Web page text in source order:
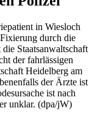
in Wiesloch
durch die
Staatsanwaltschaft
der fahrlässigen
Heidelberg am
der Ärzte ist
ist nach
unklar. (dpa/jW)